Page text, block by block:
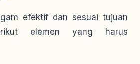
efektif dan sesuai tujuan
elemen yang harus